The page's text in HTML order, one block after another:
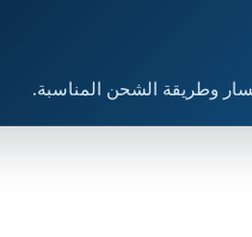
وطريقة الشحن المناسبة.